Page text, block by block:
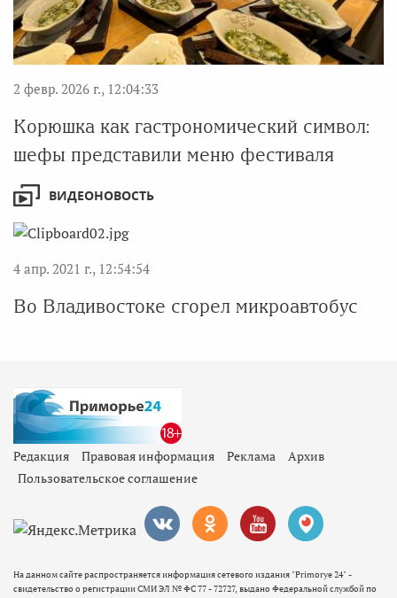
2 февр. 2026 г., 12:04:33
Корюшка как гастрономический символ:
шефы представили меню фестиваля
ВИДЕОНОВОСТЬ
4 апр. 2021 г., 12:54:54
Во Владивостоке сгорел микроавтобус
Редакция Правовая информация Реклама
Архив
Пользовательское соглашение
На данном сайте распространяется информация сетевого издания "Primorye 24" -
свидетельство о регистрации СМИ ЭЛ № ФС 77 - 72727, выдано Федеральной службой по